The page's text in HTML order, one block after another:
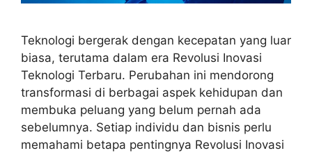
Teknologi bergerak dengan kecepatan yang luar
biasa, terutama dalam era Revolusi Inovasi
Teknologi Terbaru. Perubahan ini mendorong
transformasi di berbagai aspek kehidupan dan
membuka peluang yang belum pernah ada
sebelumnya. Setiap individu dan bisnis perlu
memahami betapa pentingnya Revolusi Inovasi